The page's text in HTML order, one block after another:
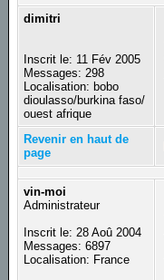
dimitri
Inscrit le: 11 Fév 2005
Messages: 298
Localisation: bobo
dioulasso/burkina faso/
ouest afrique
Revenir en haut de
page
vin-moi
Administrateur
Inscrit le: 28 Aoû 2004
Messages: 6897
Localisation: France